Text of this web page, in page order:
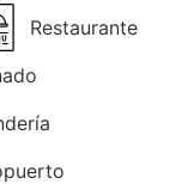
Restaurante